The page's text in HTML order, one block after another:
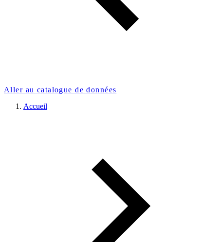
Aller au catalogue de données
Accueil